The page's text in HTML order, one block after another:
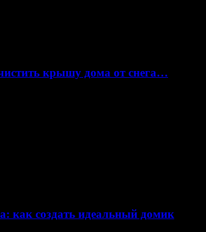
крышу дома от снега…
как создать идеальный домик